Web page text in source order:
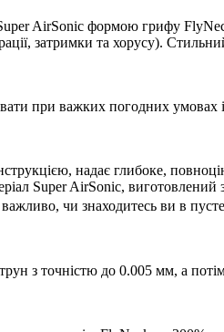
AirSonic формою грифу
затримки та хорусу).
при важких погодних умовах
надає глибоке,
Super AirSonic, виготовлений
чи знаходитесь ви в
з точністю до 0.005 мм, а